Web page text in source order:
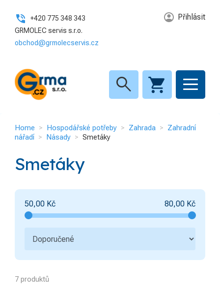
+420 775 348 343
GRMOLEC servis s.r.o.
obchod@grmolecservis.cz
Přihlásit
search
Home Hospodářské potřeby Zahrada
Zahradní
nářadí
Násady Smetáky
Smetáky
50,00 Kč 80,00 Kč
7 produktů